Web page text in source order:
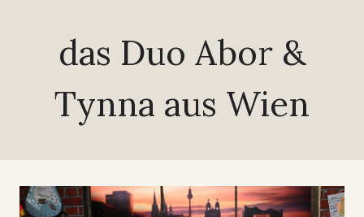
das Duo Abor &
Tynna aus Wien